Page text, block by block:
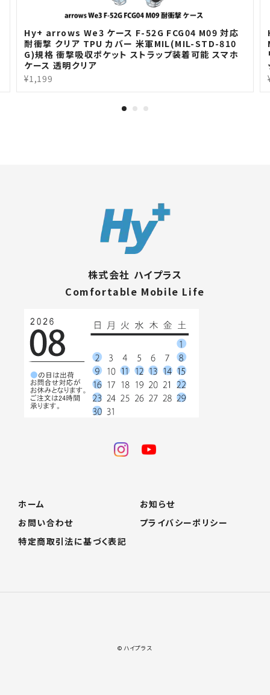
Hy+ arrows We3 ケース F-52G FCG04 M09 対応
耐衝撃 クリア TPU カバー 米軍MIL(MIL-STD-810
G)規格 衝撃吸収ポケット ストラップ装着可能 スマホ
ケース 透明クリア
¥1,199
株式会社 ハイプラス
Comfortable Mobile Life
ホーム
お知らせ
お問い合わせ
プライバシーポリシー
特定商取引法に基づく表記
© ハイプラス